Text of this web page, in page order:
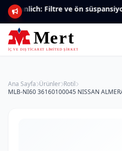
Ana Sayfa Ürünler Rotil